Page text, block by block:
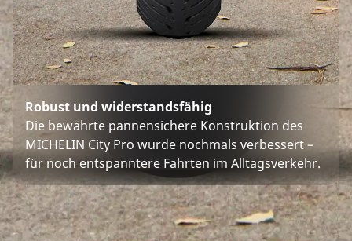
Robust und widerstandsfähig
Die bewährte pannensichere Konstruktion des
MICHELIN City Pro wurde nochmals verbessert –
für noch entspanntere Fahrten im Alltagsverkehr.